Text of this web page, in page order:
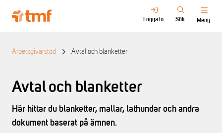
Logga in Sök Meny
Arbetsgivarstöd Avtal och blanketter
Avtal och blanketter
Här hittar du blanketter, mallar, lathundar och andra
dokument baserat på ämnen.